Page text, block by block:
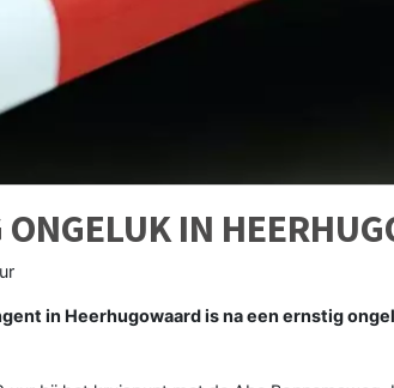
IN
in Heerhugowaard is na een ernstig